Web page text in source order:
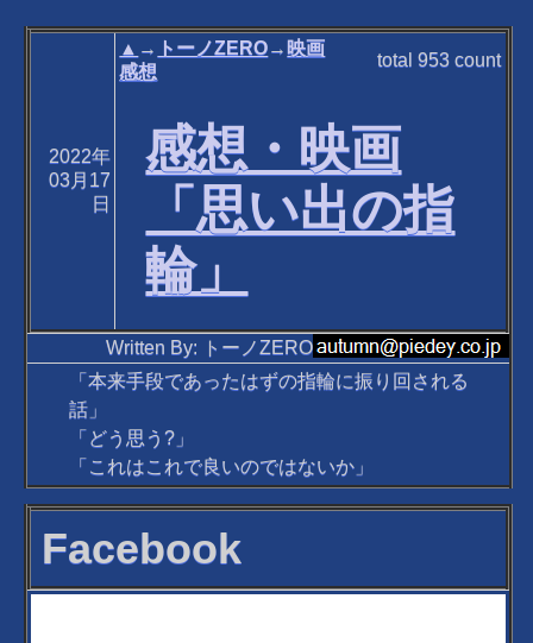
2022年
03月17
日
▲ → トーノZERO→ 映画
感想
total953 count
感想・映画
「思い出の指
輪」
Written By: トーノZERO
「本来手段であったはずの指輪に振り回される
話」
「どう思う?」
「これはこれで良いのではないか」
Facebook